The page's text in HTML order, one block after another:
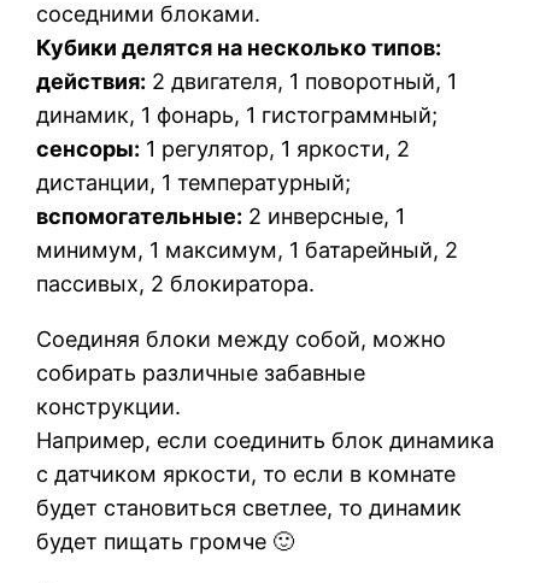
соседними блоками.
Кубики делятся на несколько типов:
действия: 2 двигателя, 1 поворотный, 1
динамик, 1 фонарь, 1 гистограммный;
сенсоры: 1 регулятор, 1 яркости, 2
дистанции, 1 температурный;
вспомогательные: 2 инверсные, 1
минимум, 1 максимум, 1 батарейный, 2
пассивых, 2 блокиратора.
Соединяя блоки между собой, можно
собирать различные забавные
конструкции.
Например, если соединить блок динамика
с датчиком яркости, то если в комнате
будет становиться светлее, то динамик
будет пищать громче 🙂